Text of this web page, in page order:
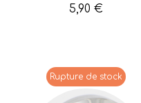
5,90 €
Rupture de stock